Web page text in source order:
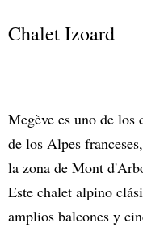
Chalet Izoard
Megève es uno de los
de los Alpes
la zona de Mont
Este chalet alpino
amplios balcones y